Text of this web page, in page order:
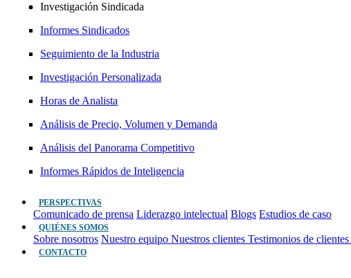
Investigación Sindicada
Informes Sindicados
Seguimiento de la Industria
Investigación Personalizada
Horas de Analista
Análisis de Precio, Volumen y Demanda
Análisis del Panorama Competitivo
Informes Rápidos de Inteligencia
PERSPECTIVAS
Comunicado de prensa Liderazgo intelectual Blogs Estudios de caso
QUIÉNES SOMOS
Sobre nosotros Nuestro equipo Nuestros clientes Testimonios de clientes
CONTACTO